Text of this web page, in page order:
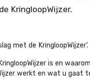
KringloopWijzer.
met de KringloopWijzer’.
is en
werkt en wat u gaat